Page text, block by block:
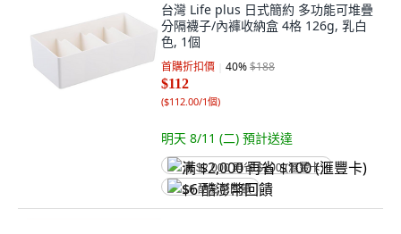
台灣 Life plus 日式簡約 多功能可堆疊
分隔襪子/內褲收納盒 4格 126g, 乳白
色, 1個
首購折扣價 40%$188
$112
($112.00/1個)
明天 8/11 (二) 預計送達
满 $2,000 再省 $100 (滙豐卡)
$6 酷澎幣回饋